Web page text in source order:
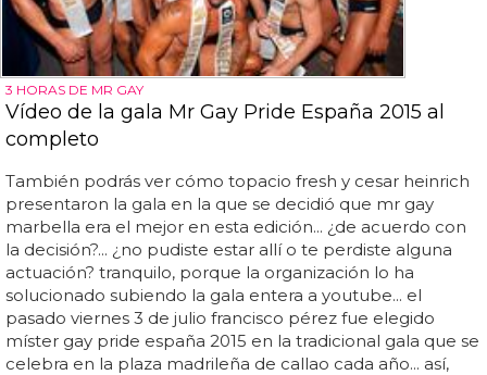
3 HORAS DE MR GAY
Vídeo de la gala Mr Gay Pride España 2015 al
completo
También podrás ver cómo topacio fresh y cesar heinrich
presentaron la gala en la que se decidió que mr gay
marbella era el mejor en esta edición... ¿de acuerdo con
la decisión?... ¿no pudiste estar allí o te perdiste alguna
actuación? tranquilo, porque la organización lo ha
solucionado subiendo la gala entera a youtube... el
pasado viernes 3 de julio francisco pérez fue elegido
míster gay pride españa 2015 en la tradicional gala que se
celebra en la plaza madrileña de callao cada año... así,